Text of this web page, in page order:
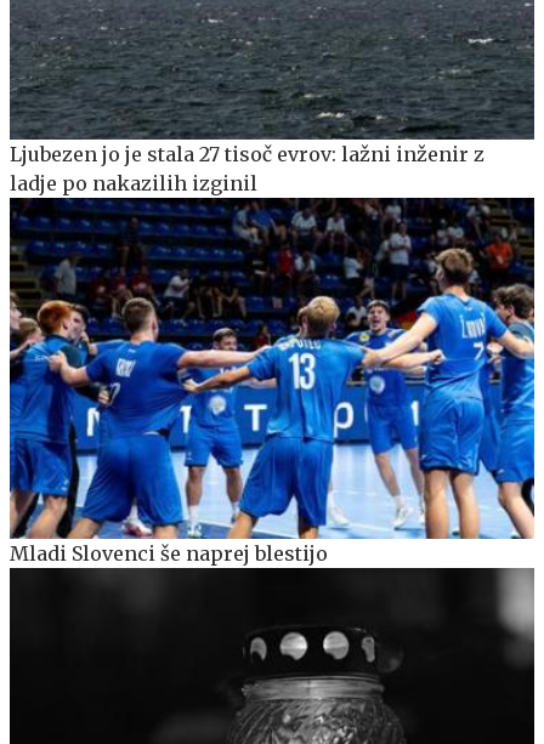
Ljubezen jo je stala 27 tisoč evrov: lažni inženir z
ladje po nakazilih izginil
Mladi Slovenci še naprej blestijo